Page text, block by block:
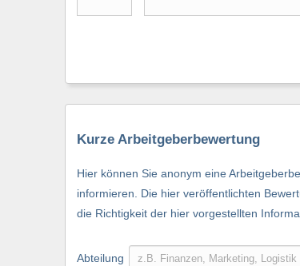
Kurze Arbeitgeberbewertung
Hier können Sie anonym eine
informieren. Die hier veröffentlichten
die Richtigkeit der hier vorgestellten
Abteilung